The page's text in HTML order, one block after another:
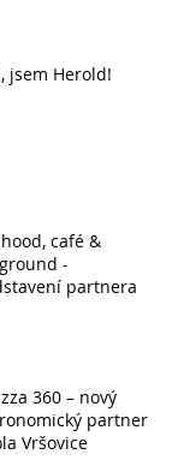
jsem Herold!
café &
-
partnera
360 – nový
partner
Vršovice